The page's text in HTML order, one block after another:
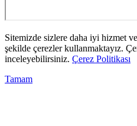
Sitemizde sizlere daha iyi hizmet
şekilde çerezler kullanmaktayız.
inceleyebilirsiniz. Çerez Politikası
Tamam